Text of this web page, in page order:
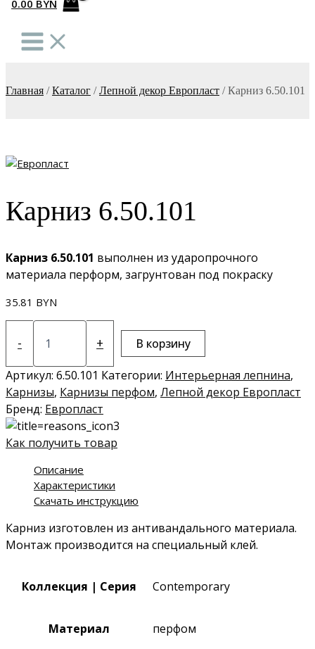
0.00 BYN
Главная /Каталог /Лепной декор Европласт /Карниз 6.50.101
Карниз 6.50.101
Карниз 6.50.101 выполнен из ударопрочного
материала перформ, загрунтован под покраску
35.81 BYN
-
Количество
6.50.101
+ В корзину
Артикул: 6.50.101 Категории: Интерьерная лепнина,
Карнизы, Карнизы перфом, Лепной декор Европласт
Бренд: Европласт
Как получить товар
Описание
Характеристики
Скачать инструкцию
Карниз изготовлен из антивандального материала.
Монтаж производится на специальный клей.
Коллекция | Серия Contemporary
Материал перфом